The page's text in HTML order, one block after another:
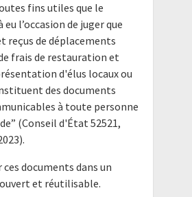
fins utiles que le
eu l’occasion de juger que
reçus de déplacements
frais de restauration et
d'élus locaux ou
des documents
à toute personne
(Conseil d'État 52521,
documents dans un
et réutilisable.